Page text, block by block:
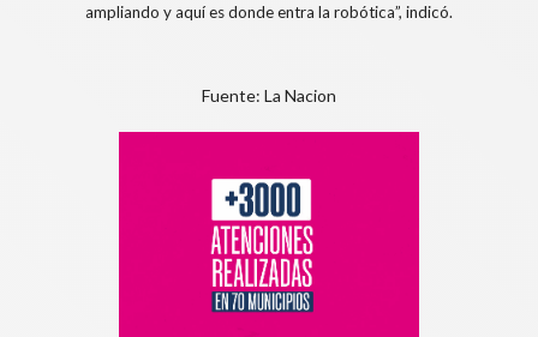
ampliando y aquí es donde entra la robótica”, indicó.
Fuente: La Nacion